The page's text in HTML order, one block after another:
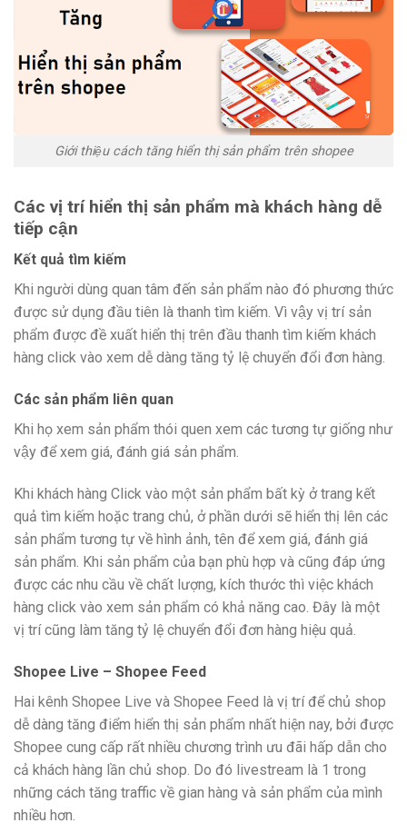
Giới thiệu cách tăng hiển thị sản phẩm trên shopee
Các vị trí hiển thị sản phẩm mà khách hàng dễ
tiếp cận
Kết quả tìm kiếm
Khi người dùng quan tâm đến sản phẩm nào đó phương thức
được sử dụng đầu tiên là thanh tìm kiếm. Vì vậy vị trí sản
phẩm được đề xuất hiển thị trên đầu thanh tìm kiếm khách
hàng click vào xem dễ dàng tăng tỷ lệ chuyển đổi đơn hàng.
Các sản phẩm liên quan
Khi họ xem sản phẩm thói quen xem các tương tự giống như
vậy để xem giá, đánh giá sản phẩm.
Khi khách hàng Click vào một sản phẩm bất kỳ ở trang kết
quả tìm kiếm hoặc trang chủ, ở phần dưới sẽ hiển thị lên các
sản phẩm tương tự về hình ảnh, tên để xem giá, đánh giá
sản phẩm. Khi sản phẩm của bạn phù hợp và cũng đáp ứng
được các nhu cầu về chất lượng, kích thước thì việc khách
hàng click vào xem sản phẩm có khả năng cao. Đây là một
vị trí cũng làm tăng tỷ lệ chuyển đổi đơn hàng hiệu quả.
Shopee Live – Shopee Feed
Hai kênh Shopee Live và Shopee Feed là vị trí để chủ shop
dễ dàng tăng điểm hiển thị sản phẩm nhất hiện nay, bởi được
Shopee cung cấp rất nhiều chương trình ưu đãi hấp dẫn cho
cả khách hàng lần chủ shop. Do đó livestream là 1 trong
những cách tăng traffic về gian hàng và sản phẩm của mình
nhiều hơn.